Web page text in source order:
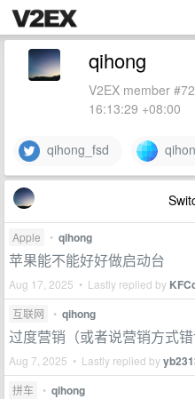
qihong
V2EX member
16:13:29 +08:00
qihong_fsd
Apple • qihong
苹果能不能好好做启动台
Aug 17, 2025 • Lastly replied by
互联网 • qihong
过度营销（或者说营销方式
Aug 7, 2025 • Lastly replied by
拼车 • qihong